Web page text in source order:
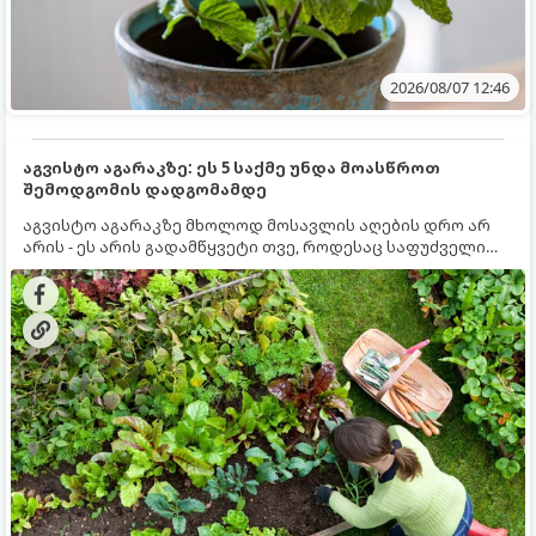
2026/08/07 12:46
აგვისტო აგარაკზე: ეს 5 საქმე უნდა მოასწროთ
შემოდგომის დადგომამდე
აგვისტო აგარაკზე მხოლოდ მოსავლის აღების დრო არ
არის - ეს არის გადამწყვეტი თვე, როდესაც საფუძველი
ეყრება მომავალი წლის მოსავალს და ბაღი მზადდება
შემოდგომა-ზამთრის სეზონისთვის. იმისათვის, რომ
ნიადაგმა ენერგია აღიდგინოს, ხოლო მცენარეებმა
ზამთარს გაუძლონ, აგვისტოს ბოლომდე 5
მნიშვნელოვანი საქმის გაკეთება უნდა მოასწროთ: